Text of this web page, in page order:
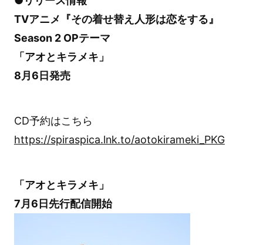
TVアニメ『その着せ替え人形は恋をする』
Season 2 OPテーマ
「アオとキラメキ」
8月6日発売
CD予約はこちら
https://spiraspica.lnk.to/aotokirameki_PKG
「アオとキラメキ」
7月6日先行配信開始